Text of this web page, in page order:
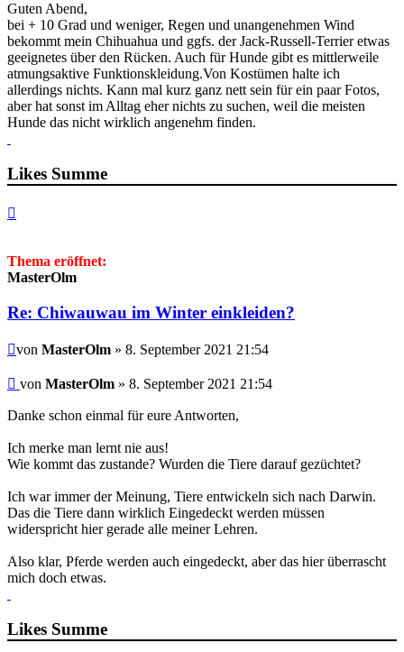
Guten Abend,
bei + 10 Grad und weniger, Regen und unangenehmen Wind
bekommt mein Chihuahua und ggfs. der Jack-Russell-Terrier etwas
geeignetes über den Rücken. Auch für Hunde gibt es mittlerweile
atmungsaktive Funktionskleidung.Von Kostümen halte ich
allerdings nichts. Kann mal kurz ganz nett sein für ein paar Fotos,
aber hat sonst im Alltag eher nichts zu suchen, weil die meisten
Hunde das nicht wirklich angenehm finden.
Likes Summe
Thema eröffnet:
MasterOlm
Re: Chiwauwau im Winter einkleiden?
Beitrag
von MasterOlm » 8. September 2021 21:54
Beitrag
von MasterOlm » 8. September 2021 21:54
Danke schon einmal für eure Antworten,
Ich merke man lernt nie aus!
Wie kommt das zustande? Wurden die Tiere darauf gezüchtet?
Ich war immer der Meinung, Tiere entwickeln sich nach Darwin.
Das die Tiere dann wirklich Eingedeckt werden müssen
widerspricht hier gerade alle meiner Lehren.
Also klar, Pferde werden auch eingedeckt, aber das hier überrascht
mich doch etwas.
Likes Summe